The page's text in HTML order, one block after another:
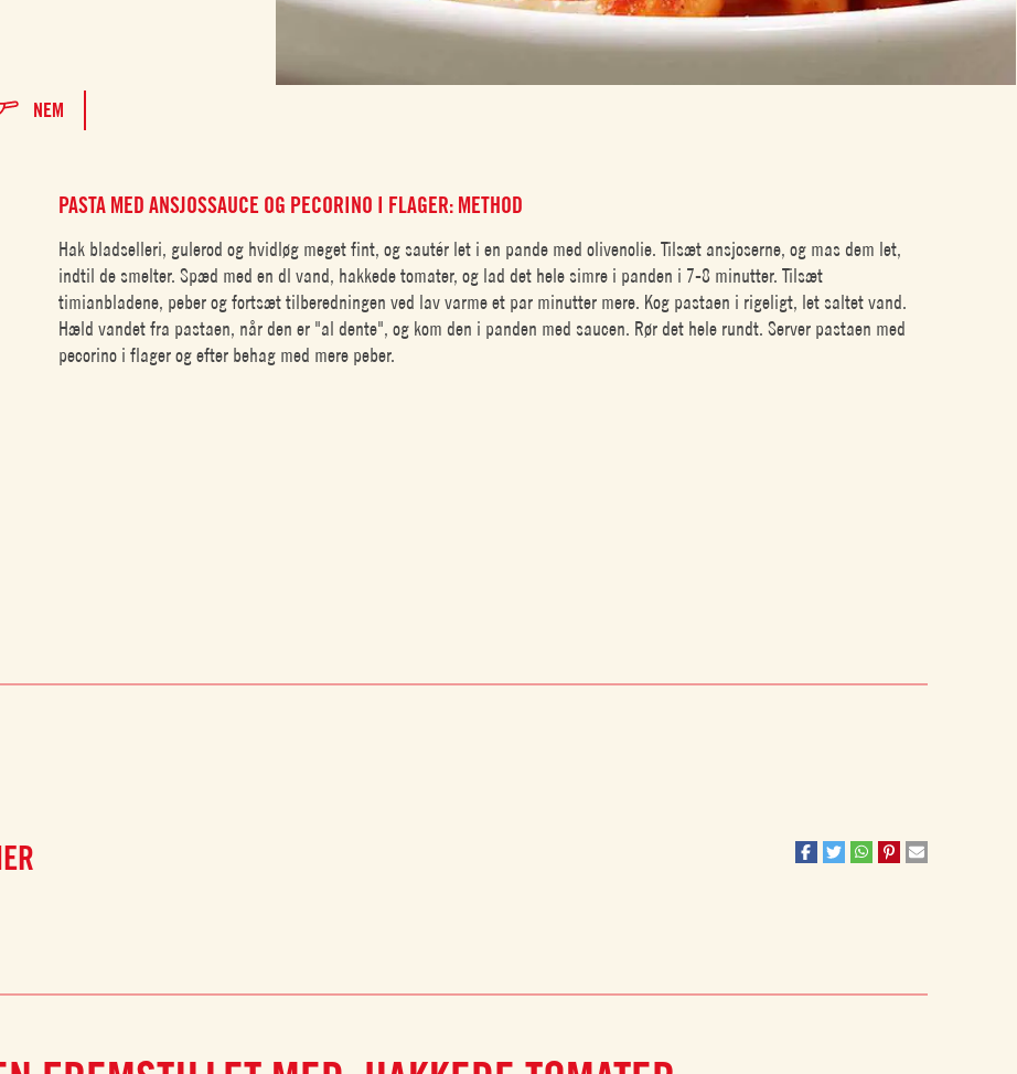
NEM
PASTA MED ANSJOSSAUCE OG PECORINO I FLAGER: METHOD
Hak bladselleri, gulerod og hvidløg meget fint, og sautér let i en pande med olivenolie. Tilsæt ansjoserne, og mas dem let,
indtil de smelter. Spæd med en dl vand, hakkede tomater, og lad det hele simre i panden i 7-8 minutter. Tilsæt
timianbladene, peber og fortsæt tilberedningen ved lav varme et par minutter mere. Kog pastaen i rigeligt, let saltet vand.
Hæld vandet fra pastaen, når den er "al dente", og kom den i panden med saucen. Rør det hele rundt. Server pastaen med
pecorino i flager og efter behag med mere peber.